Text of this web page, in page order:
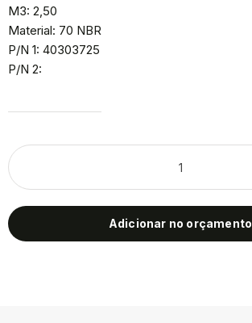
M3: 2,50
Material: 70 NBR
P/N 1: 40303725
P/N 2:
Adicionar no orçamento